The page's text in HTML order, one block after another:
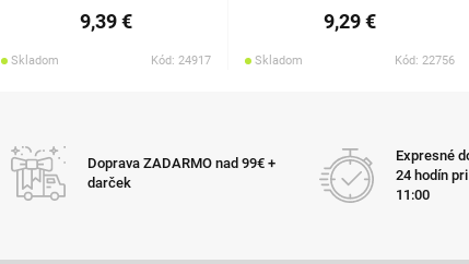
9,39 €
Skladom Kód: 24917
9,29 €
Skladom Kód: 22756
Doprava ZADARMO nad 99€ +
darček
Expresné
24 hodín
11:00